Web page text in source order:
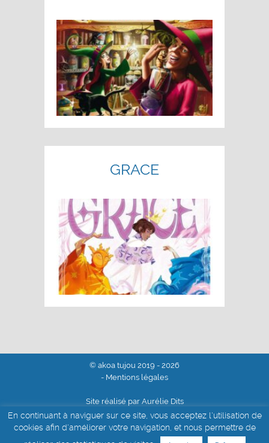
GRACE
© akoa tujou 2019 - 2026
- Mentions légales
Site réalisé par Aurélie Dits
En continuant à naviguer sur ce site, vous acceptez l'utilisation de
cookies afin d'améliorer votre navigation, et nous permettre de